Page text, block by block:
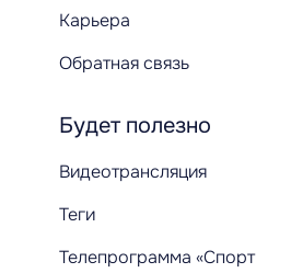
Карьера
Обратная связь
Будет полезно
Видеотрансляция
Теги
Телепрограмма «Спорт